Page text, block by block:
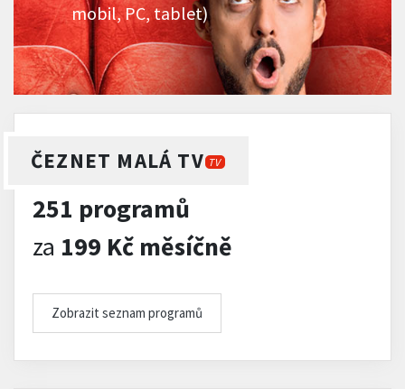
mobil, PC, tablet)
ČEZNET MALÁ TV TV
251 programů
za 199 Kč měsíčně
Zobrazit seznam programů